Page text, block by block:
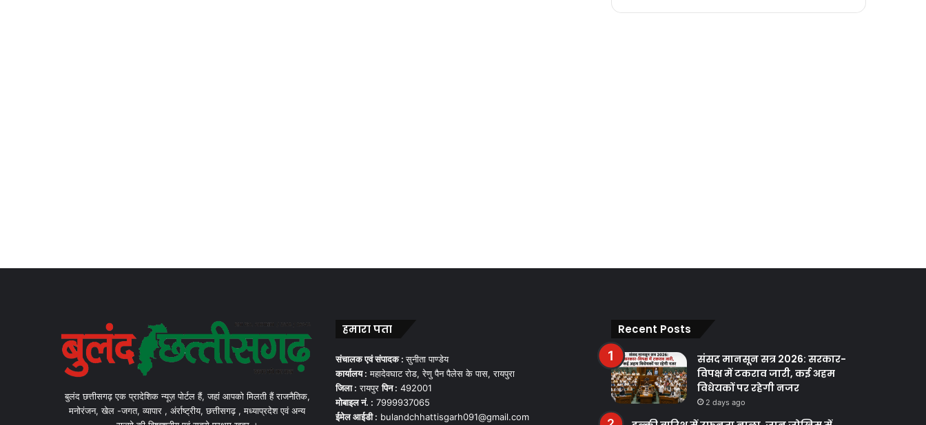
बुलंद छत्तीसगढ़ एक प्रादेशिक न्यूज़ पोर्टल हैं, जहां आपको मिलती हैं राजनैतिक,
मनोरंजन, खेल -जगत, व्यापार , अंर्राष्ट्रीय, छत्तीसगढ़ , मध्याप्रदेश एवं अन्य
हमारा पता
संचालक एवं संपादक :सुनीता पाण्डेय
कार्यालय : महादेवघाट रोड, रेणु पैन पैलेस के पास, रायपुरा
जिला : रायपुरपिन : 492001
मोबाइल नं. : 7999937065
ईमेल आईडी : bulandchhattisgarh091@gmail.com
Recent Posts
संसद मानसून सत्र 2026: सरकार-
विपक्ष में टकराव जारी, कई अहम
विधेयकों पर रहेगी नजर
2 days ago